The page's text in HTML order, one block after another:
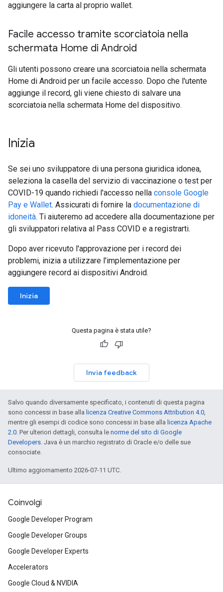
aggiungere la carta al proprio wallet.
Facile accesso tramite scorciatoia nella
schermata Home di Android
Gli utenti possono creare una scorciatoia nella schermata
Home di Android per un facile accesso. Dopo che l'utente
aggiunge il record, gli viene chiesto di salvare una
scorciatoia nella schermata Home del dispositivo.
Inizia
Se sei uno sviluppatore di una persona giuridica idonea,
seleziona la casella del servizio di vaccinazione o test per
COVID-19 quando richiedi l'accesso nella console Google
Pay e Wallet. Assicurati di fornire la documentazione di
idoneità. Ti aiuteremo ad accedere alla documentazione per
gli sviluppatori relativa al Pass COVID e a registrarti.
Dopo aver ricevuto l'approvazione per i record dei
problemi, inizia a utilizzare l'implementazione per
aggiungere record ai dispositivi Android.
Inizia
Questa pagina è stata utile?
Invia feedback
Salvo quando diversamente specificato, i contenuti di questa pagina
sono concessi in base alla licenza Creative Commons Attribution 4.0,
mentre gli esempi di codice sono concessi in base alla licenza Apache
2.0. Per ulteriori dettagli, consulta le norme del sito di Google
Developers. Java è un marchio registrato di Oracle e/o delle sue
consociate.
Ultimo aggiornamento 2026-07-11 UTC.
Coinvolgi
Google Developer Program
Google Developer Groups
Google Developer Experts
Accelerators
Google Cloud & NVIDIA